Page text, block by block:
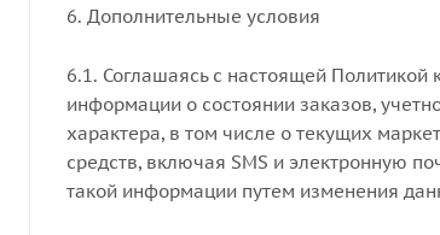
6. Дополнительные условия
6.1. Соглашаясь с настоящей Политикой
информации о состоянии заказов,
характера, в том числе о текущих
средств, включая SMS и электронную
такой информации путем изменения